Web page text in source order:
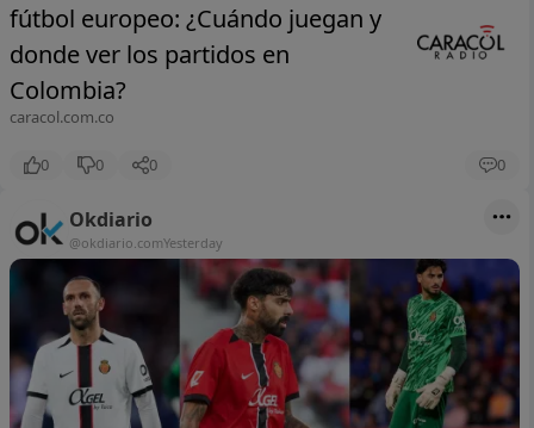
fútbol europeo: ¿Cuándo juegan y
donde ver los partidos en
Colombia?
caracol.com.co
0 0 0 0
Okdiario
@okdiario.comYesterday